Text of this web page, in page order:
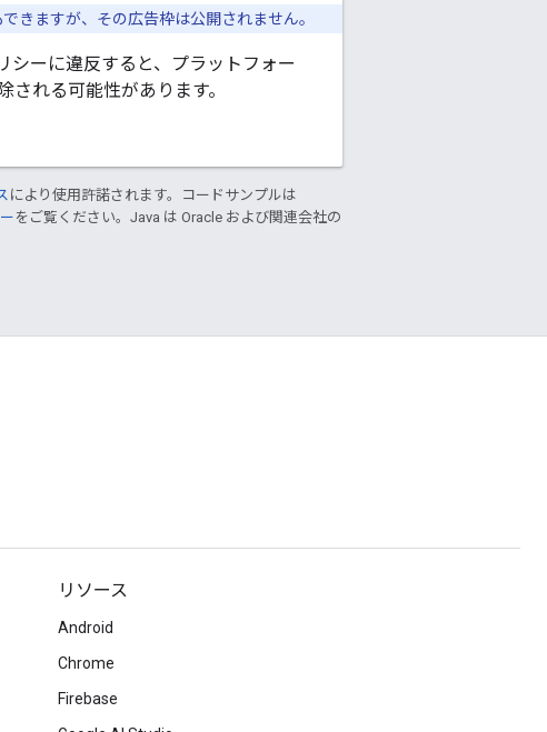
きますが、その広告枠は公開されません。
シーに違反すると、プラットフォー
れる可能性があります。
により使用許諾されます。コードサンプルは
をご覧ください。Java は Oracle および関連会社の
リソース
Android
Chrome
Firebase